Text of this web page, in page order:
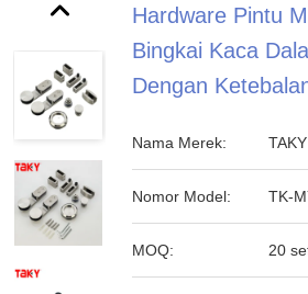
Hardware Pintu
Bingkai Kaca
Dengan
Nama Merek: TAKY
Nomor Model: TK-
MOQ: 20